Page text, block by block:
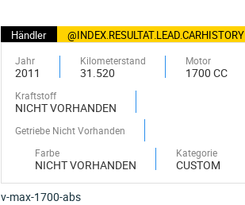
Händler @INDEX.RESULTAT.LEAD.CARHISTORY
Jahr
2011
Kilometerstand
31.520
Motor
1700 CC
Kraftstoff
NICHT VORHANDEN
Getriebe Nicht Vorhanden
Farbe
NICHT VORHANDEN
Kategorie
CUSTOM
v-max-1700-abs